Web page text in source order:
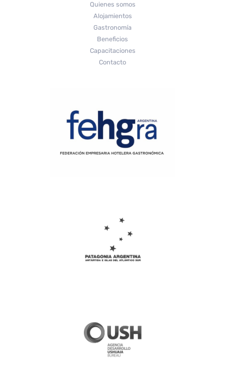
Quienes somos
Alojamientos
Gastronomía
Beneficios
Capacitaciones
Contacto